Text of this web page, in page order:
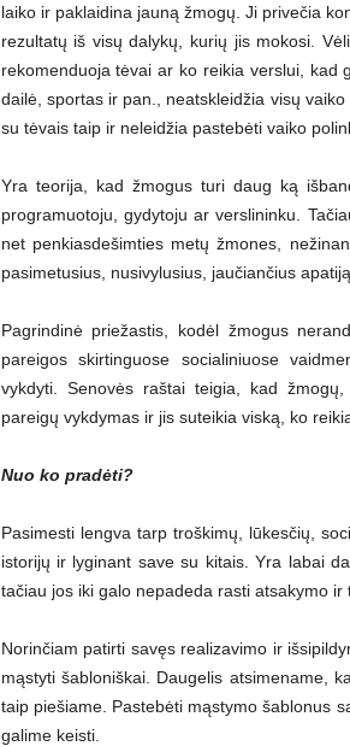
laiko ir paklaidina jauną žmogų. Ji privečia
rezultatų iš visų dalykų, kurių jis mokosi.
rekomenduoja tėvai ar ko reikia verslui, kad
dailė, sportas ir pan., neatskleidžia visų
su tėvais taip ir neleidžia pastebėti vaiko
Yra teorija, kad žmogus turi daug ką
programuotoju, gydytoju ar verslininku.
net penkiasdešimties metų žmones,
pasimetusius, nusivylusius, jaučiančius
Pagrindinė priežastis, kodėl žmogus
pareigos skirtinguose socialiniuose
vykdyti. Senovės raštai teigia, kad
pareigų vykdymas ir jis suteikia viską, ko
Nuo ko pradėti?
Pasimesti lengva tarp troškimų, lūkesčių,
istorijų ir lyginant save su kitais. Yra labai
tačiau jos iki galo nepadeda rasti atsakymo ir
Norinčiam patirti savęs realizavimo ir
mąstyti šabloniškai. Daugelis atsimename,
taip piešiame. Pastebėti mąstymo šablonus
galime keisti.